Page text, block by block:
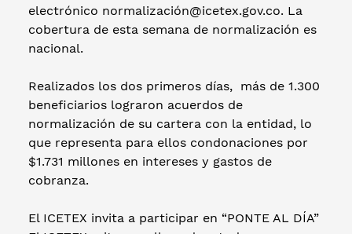
electrónico normalización@icetex.gov.co. La
cobertura de esta semana de normalización es
nacional.
Realizados los dos primeros días, más de 1.300
beneficiarios lograron acuerdos de
normalización de su cartera con la entidad, lo
que representa para ellos condonaciones por
$1.731 millones en intereses y gastos de
cobranza.
El ICETEX invita a participar en “PONTE AL DÍA”